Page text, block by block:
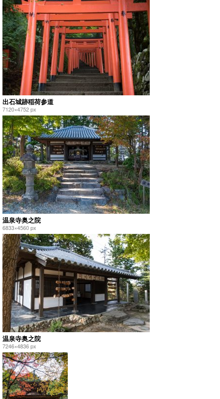
出石城跡稲荷参道
7120×4752 px
温泉寺奥之院
6833×4560 px
温泉寺奥之院
7246×4836 px